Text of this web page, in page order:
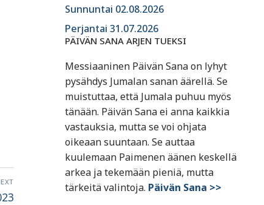
Sunnuntai 02.08.2026
Perjantai 31.07.2026
PÄIVÄN SANA ARJEN TUEKSI
Messiaaninen Päivän Sana on lyhyt
pysähdys Jumalan sanan äärellä. Se
muistuttaa, että Jumala puhuu myös
tänään. Päivän Sana ei anna kaikkia
vastauksia, mutta se voi ohjata
oikeaan suuntaan. Se auttaa
kuulemaan Paimenen äänen keskellä
arkea ja tekemään pieniä, mutta
tärkeitä valintoja. Päivän Sana >>